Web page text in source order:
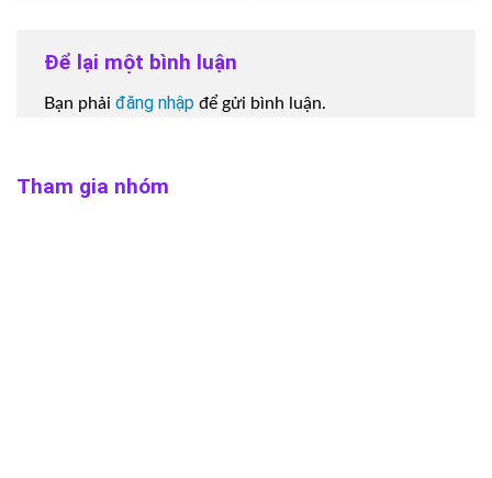
Để lại một bình luận
Bạn phải đăng nhập để gửi bình luận.
Tham gia nhóm